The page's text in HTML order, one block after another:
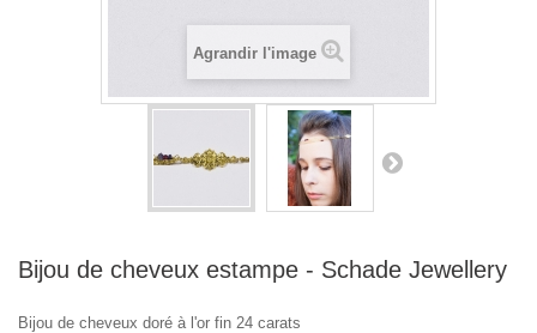
Agrandir l'image
Bijou de cheveux estampe - Schade Jewellery
Bijou de cheveux doré à l'or fin 24 carats